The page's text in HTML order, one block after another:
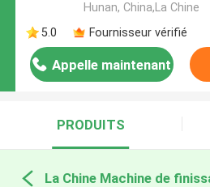
Hunan, China,La Chine
5.0
Fournisseur vérifié
Appelle maintenant
PRODUITS
La Chine Machine de